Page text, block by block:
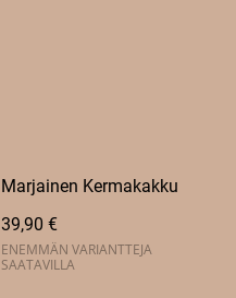
Marjainen Kermakakku
39,90 €
ENEMMÄN VARIANTTEJA
SAATAVILLA